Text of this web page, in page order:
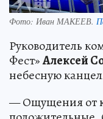
Фото: Иван МАКЕЕВ.
Руководитель
Фест»Алексей
небесную
— Ощущения от